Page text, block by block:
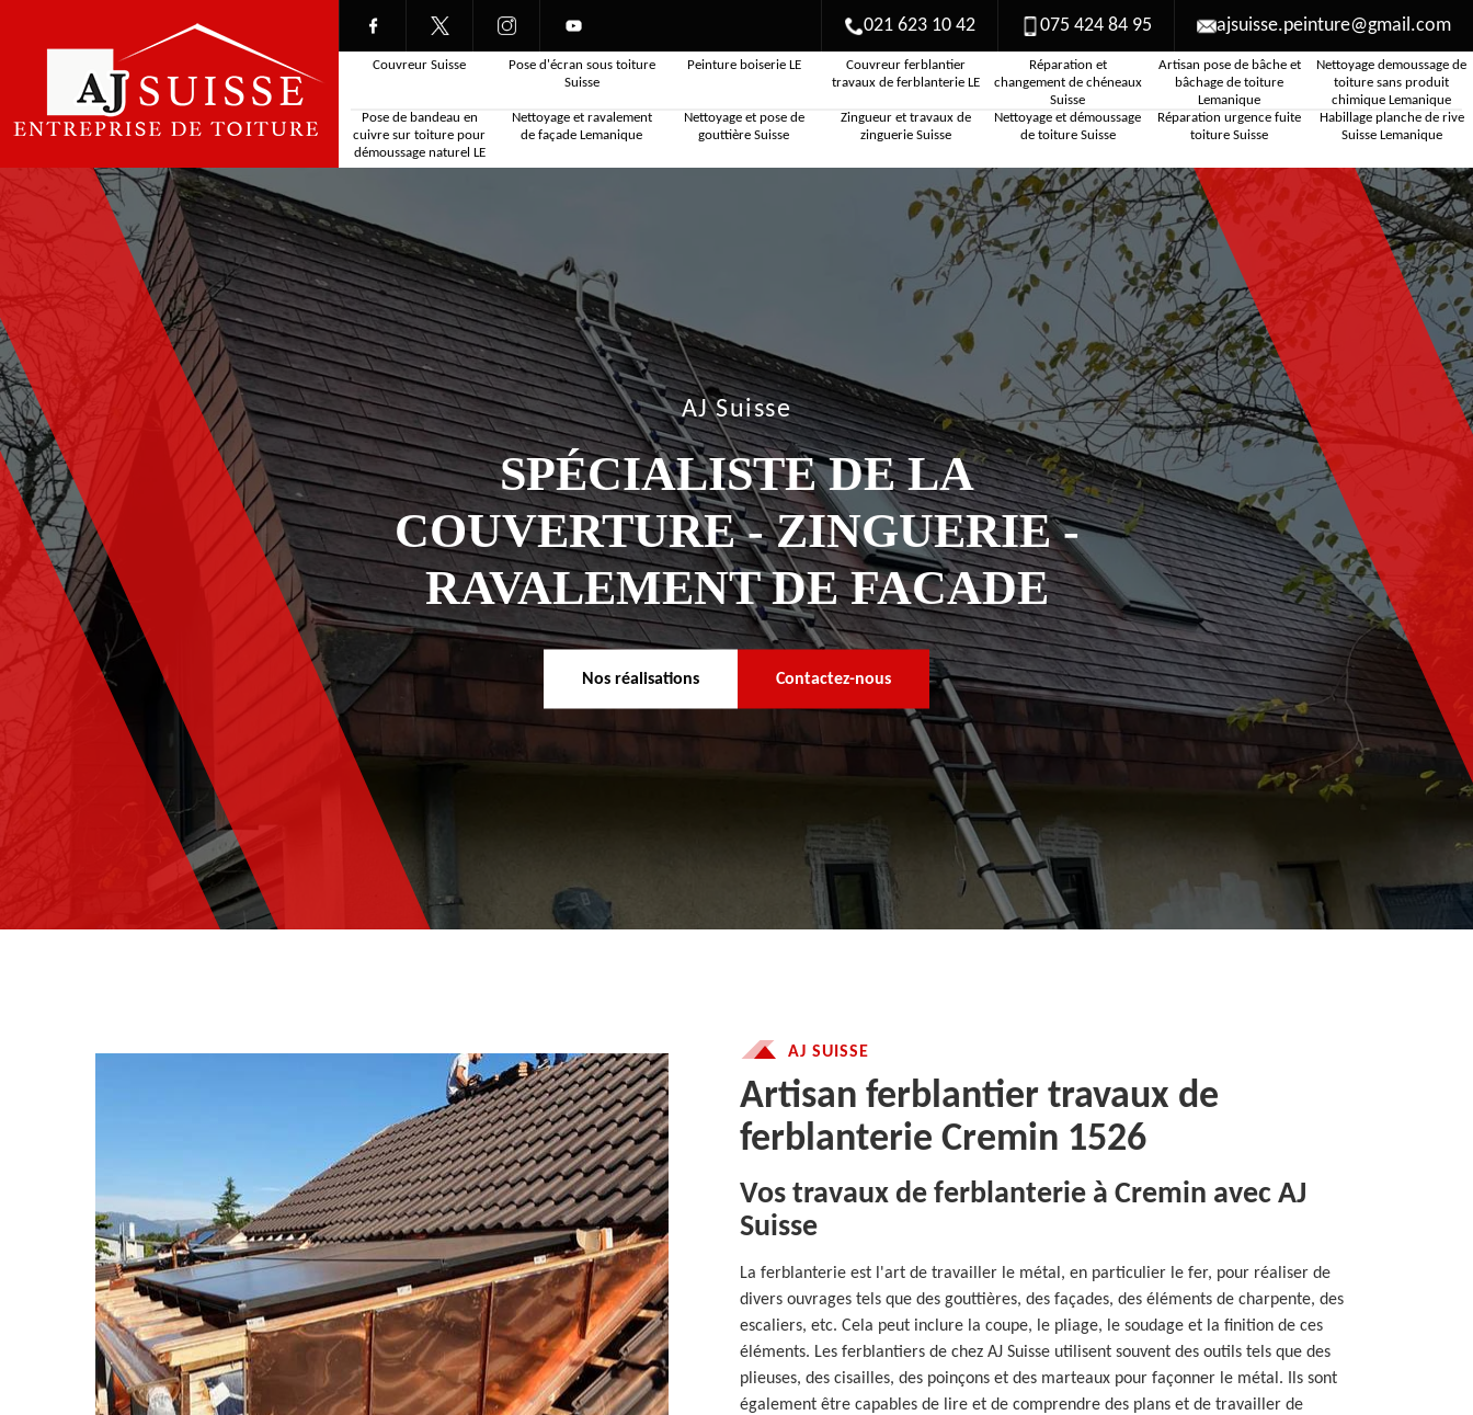
021 623 10 42 075 424 84 95 ajsuisse.peinture@gmail.com
Couvreur Suisse
Pose d'écran sous toiture
Suisse
Peinture boiserie LE
Couvreur ferblantier
travaux de ferblanterie LE
Réparation et
changement de chéneaux
Suisse
Artisan pose de bâche et
bâchage de toiture
Lemanique
Nettoyage demoussage de
toiture sans produit
chimique Lemanique
Pose de bandeau en
cuivre sur toiture pour
démoussage naturel LE
Nettoyage et ravalement
de façade Lemanique
Nettoyage et pose de
gouttière Suisse
Zingueur et travaux de
zinguerie Suisse
Nettoyage et démoussage
de toiture Suisse
Réparation urgence fuite
toiture Suisse
Habillage planche de rive
Suisse Lemanique
AJ Suisse
SPÉCIALISTE DE LA
COUVERTURE - ZINGUERIE -
RAVALEMENT DE FACADE
Nos réalisations Contactez-nous
AJ SUISSE
Artisan ferblantier travaux de
ferblanterie Cremin 1526
Vos travaux de ferblanterie à Cremin avec AJ
Suisse
La ferblanterie est l'art de travailler le métal, en particulier le fer, pour réaliser de
divers ouvrages tels que des gouttières, des façades, des éléments de charpente, des
escaliers, etc. Cela peut inclure la coupe, le pliage, le soudage et la finition de ces
éléments. Les ferblantiers de chez AJ Suisse utilisent souvent des outils tels que des
plieuses, des cisailles, des poinçons et des marteaux pour façonner le métal. Ils sont
également être capables de lire et de comprendre des plans et de travailler de